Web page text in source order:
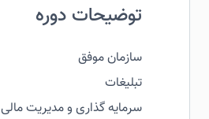
توضیحات دوره
سازمان موفق
تبلیغات
سرمایه گذاری و مدیریت مالی